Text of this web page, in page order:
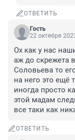
ОТВЕТИТЬ
Гость
22 октября
Ох как у нас
аж до скрежета
Соловьева то
на него это ещё
иногда просто
этой мадам
все таки как
ОТВЕТИТЬ